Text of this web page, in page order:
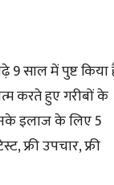
9 साल में पुष्ट किया
करते हुए गरीबों के
इलाज के लिए 5
फ्री उपचार, फ्री